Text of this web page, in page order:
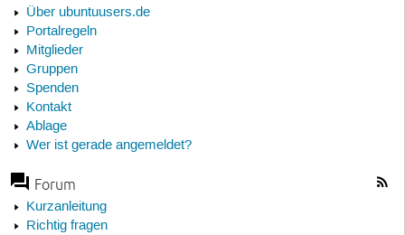
Über ubuntuusers.de
Portalregeln
Mitglieder
Gruppen
Spenden
Kontakt
Ablage
Wer ist gerade angemeldet?
Forum
Kurzanleitung
Richtig fragen